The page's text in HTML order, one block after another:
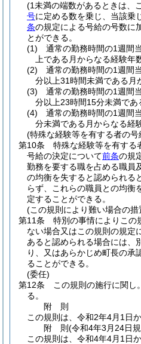
(1未満の端数があるときは、
号に定める数を乗じ、当該乗
条の規定による号給の号数に
とができる。
(1)
通常の勤務時間の1週間
上である月からなる経験
(2)
通常の勤務時間の1週間
分以上31時間未満である
(3)
通常の勤務時間の1週間
分以上23時間15分未満で
(4)
通常の勤務時間の1週間
分未満である月からなる
(特殊な経験等を有する者の号
第10条
特殊な経験等を有する
号給の決定について前条の規
勤務を要する職を占める職員
の均衡を失すると認められる
らず、これらの職員との均衡
定することができる。
(この規則により難い場合の措
第11条
特別の事情によりこの
ない場合又はこの規則の規定
あると認められる場合には、
り、又はあらかじめ町長の承
ることができる。
(委任)
第12条
この規則の施行に関し。
る。
附 則
この規則は、令和2年4月1日
附 則(令和4年3月24日
この規則は、令和4年4月1日